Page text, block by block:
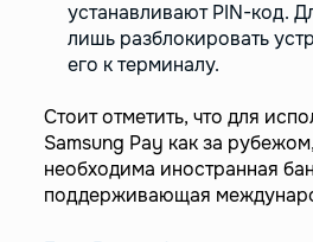
устанавливают PIN-код.
лишь разблокировать
его к терминалу.
Стоит отметить, что для
Samsung Pay как за
необходима иностранная
поддерживающая